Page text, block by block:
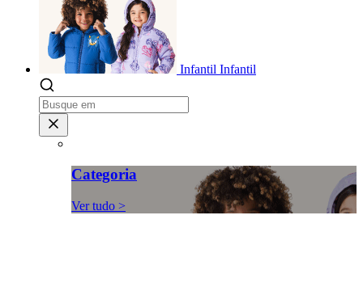
Infantil Infantil
Categoria
Ver tudo >